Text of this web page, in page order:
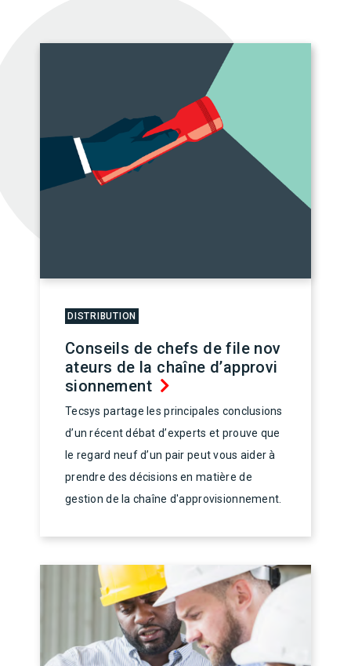
DISTRIBUTION
Conseils de chefs de file nov
ateurs de la chaîne d’approvi
sionnement
Tecsys partage les principales conclusions
d’un récent débat d’experts et prouve que
le regard neuf d’un pair peut vous aider à
prendre des décisions en matière de
gestion de la chaîne d'approvisionnement.